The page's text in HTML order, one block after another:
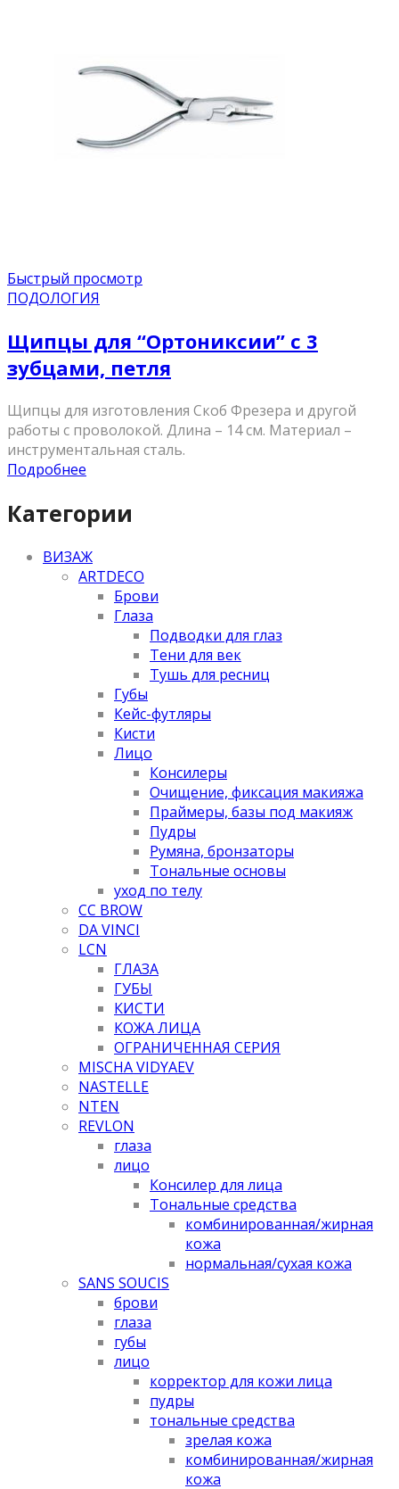
Быстрый просмотр
ПОДОЛОГИЯ
Щипцы для “Ортониксии” с 3
зубцами, петля
Щипцы для изготовления Скоб Фрезера и другой
работы с проволокой. Длина – 14 см. Материал –
инструментальная сталь.
Подробнее
Категории
ВИЗАЖ
ARTDECO
Брови
Глаза
Подводки для глаз
Тени для век
Тушь для ресниц
Губы
Кейс-футляры
Кисти
Лицо
Консилеры
Очищение, фиксация макияжа
Праймеры, базы под макияж
Пудры
Румяна, бронзаторы
Тональные основы
уход по телу
CC BROW
DA VINCI
LCN
ГЛАЗА
ГУБЫ
КИСТИ
КОЖА ЛИЦА
ОГРАНИЧЕННАЯ СЕРИЯ
MISCHA VIDYAEV
NASTELLE
NTEN
REVLON
глаза
лицо
Консилер для лица
Тональные средства
комбинированная/жирная
кожа
нормальная/cухая кожа
SANS SOUCIS
брови
глаза
губы
лицо
корректор для кожи лица
пудры
тональные средства
зрелая кожа
комбинированная/жирная
кожа